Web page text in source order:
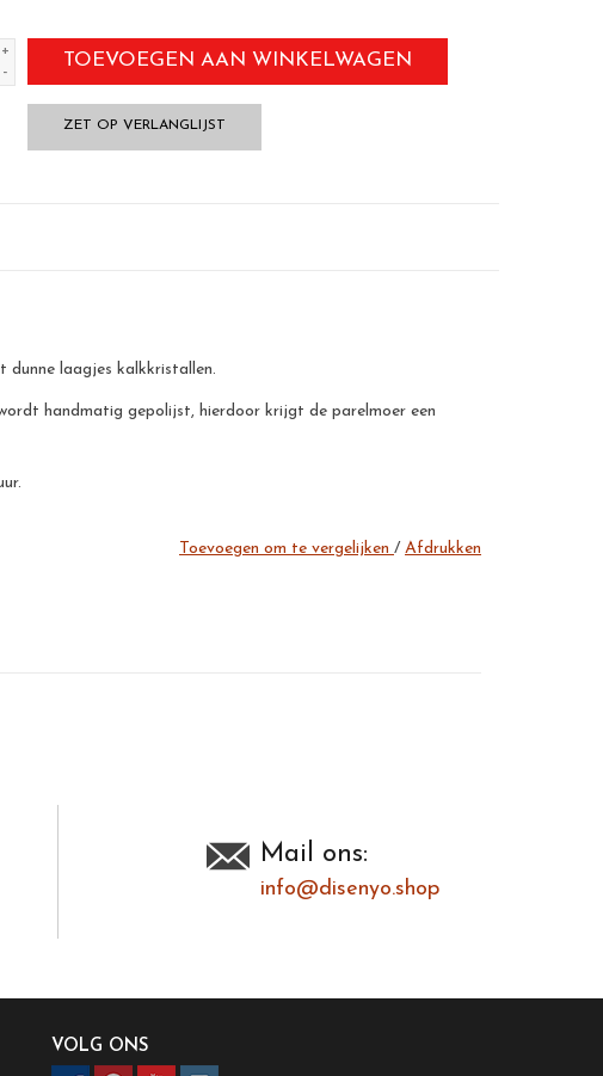
+
-
TOEVOEGEN AAN WINKELWAGEN
ZET OP VERLANGLIJST
dunne laagjes kalkkristallen.
handmatig gepolijst, hierdoor krijgt de parelmoer een
Toevoegen om te vergelijken / Afdrukken
Mail ons:
info@disenyo.shop
VOLG ONS